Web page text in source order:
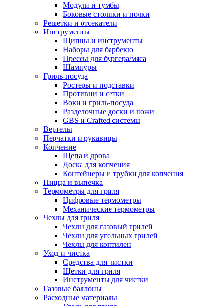
Модули и тумбы
Боковые столики и полки
Решетки и отсекатели
Инструменты
Щипцы и инструменты
Наборы для барбекю
Прессы для бургера/мяса
Шампуры
Гриль-посуда
Ростеры и подставки
Противни и сетки
Воки и гриль-посуда
Разделочные доски и ножи
GBS и Crafted системы
Вертелы
Перчатки и рукавицы
Копчение
Щепа и дрова
Доска для копчения
Контейнеры и трубки для копчения
Пицца и выпечка
Термометры для гриля
Цифровые термометры
Механические термометры
Чехлы для гриля
Чехлы для газовый грилей
Чехлы для угольных грилей
Чехлы для коптилен
Уход и чистка
Средства для чистки
Щетки для гриля
Инструменты для чистки
Газовые баллоны
Расходные материалы